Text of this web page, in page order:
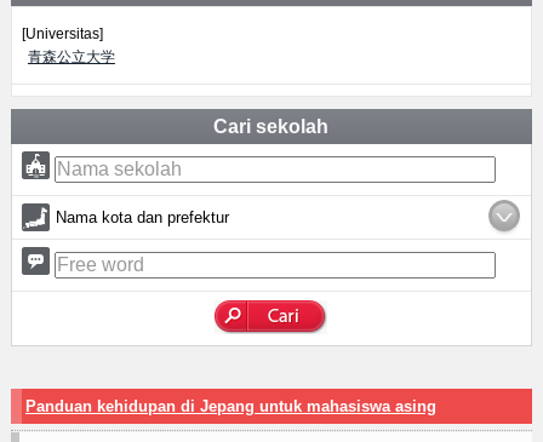
[Universitas]
青森公立大学
Cari sekolah
Nama kota dan prefektur
Panduan kehidupan di Jepang untuk mahasiswa asing